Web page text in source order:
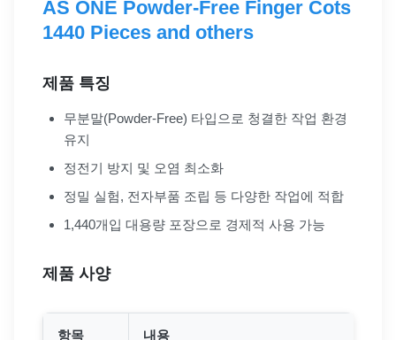
AS ONE Powder-Free Finger Cots
1440 Pieces and others
제품 특징
무분말(Powder-Free) 타입으로 청결한 작업 환경
유지
정전기 방지 및 오염 최소화
정밀 실험, 전자부품 조립 등 다양한 작업에 적합
1,440개입 대용량 포장으로 경제적 사용 가능
제품 사양
항목 내용